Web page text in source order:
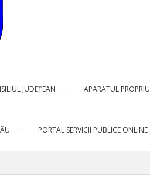
JUDEȚEAN APARATUL PROPRIU
PORTAL SERVICII PUBLICE ONLINE